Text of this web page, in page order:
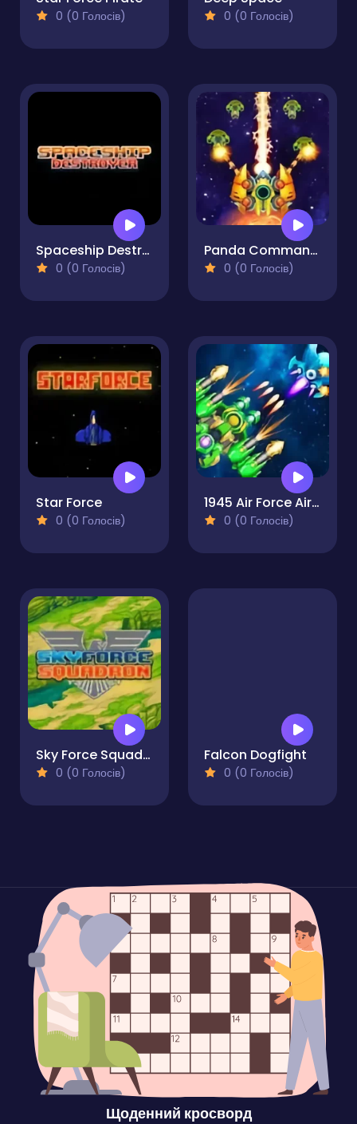
0 (0 Голосів) 0 (0 Голосів)
Spaceship Destroyer
0 (0 Голосів)
Panda Commander Air Combat
0 (0 Голосів)
Star Force
0 (0 Голосів)
1945 Air Force Airplane
0 (0 Голосів)
Sky Force Squadron
0 (0 Голосів)
Falcon Dogfight
0 (0 Голосів)
Щоденний кросворд